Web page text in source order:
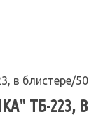
в блистере/50
ТБ-223, В